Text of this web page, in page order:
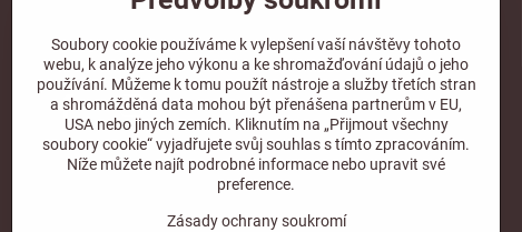
Více info v sekcikontakt
Sledujte naše sociální sítě!
Soubory cookie používáme k vylepšení vaší návštěvy tohoto
webu, k analýze jeho výkonu a ke shromažďování údajů o jeho
používání. Můžeme k tomu použít nástroje a služby třetích stran
a shromážděná data mohou být přenášena partnerům v EU,
USA nebo jiných zemích. Kliknutím na „Přijmout všechny
soubory cookie“ vyjadřujete svůj souhlas s tímto zpracováním.
Níže můžete najít podrobné informace nebo upravit své
preference.
Zásady ochrany soukromí